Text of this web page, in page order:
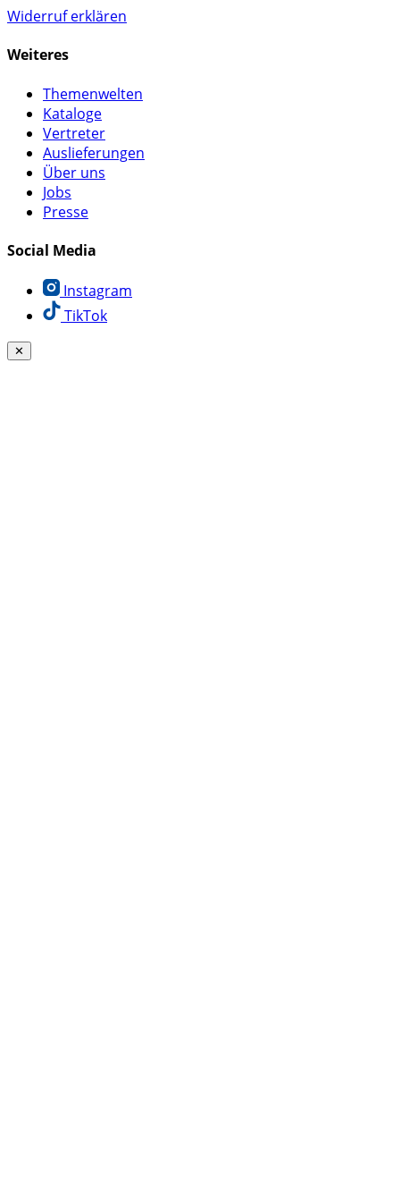
Widerruf erklären
Weiteres
Themenwelten
Kataloge
Vertreter
Auslieferungen
Über uns
Jobs
Presse
Social Media
Instagram
TikTok
✕